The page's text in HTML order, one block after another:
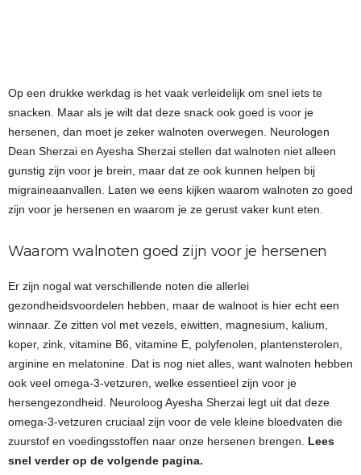
Op een drukke werkdag is het vaak verleidelijk om snel iets te
snacken. Maar als je wilt dat deze snack ook goed is voor je
hersenen, dan moet je zeker walnoten overwegen. Neurologen
Dean Sherzai en Ayesha Sherzai stellen dat walnoten niet alleen
gunstig zijn voor je brein, maar dat ze ook kunnen helpen bij
migraineaanvallen. Laten we eens kijken waarom walnoten zo goed
zijn voor je hersenen en waarom je ze gerust vaker kunt eten.
Waarom walnoten goed zijn voor je hersenen
Er zijn nogal wat verschillende noten die allerlei
gezondheidsvoordelen hebben, maar de walnoot is hier echt een
winnaar. Ze zitten vol met vezels, eiwitten, magnesium, kalium,
koper, zink, vitamine B6, vitamine E, polyfenolen, plantensterolen,
arginine en melatonine. Dat is nog niet alles, want walnoten hebben
ook veel omega-3-vetzuren, welke essentieel zijn voor je
hersengezondheid. Neuroloog Ayesha Sherzai legt uit dat deze
omega-3-vetzuren cruciaal zijn voor de vele kleine bloedvaten die
zuurstof en voedingsstoffen naar onze hersenen brengen. Lees
snel verder op de volgende pagina.